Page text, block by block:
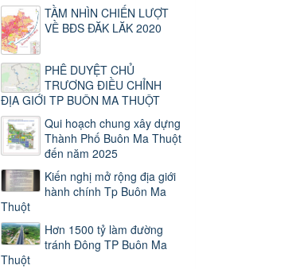
TẦM NHÌN CHIẾN LƯỢT
VỀ BĐS ĐĂK LĂK 2020
PHÊ DUYỆT CHỦ
TRƯƠNG ĐIỀU CHỈNH
ĐỊA GIỚI TP BUÔN MA THUỘT
Qui hoạch chung xây dựng
Thành Phố Buôn Ma Thuột
đến năm 2025
Kiến nghị mở rộng địa giới
hành chính Tp Buôn Ma
Thuột
Hơn 1500 tỷ làm đường
tránh Đông TP Buôn Ma
Thuột